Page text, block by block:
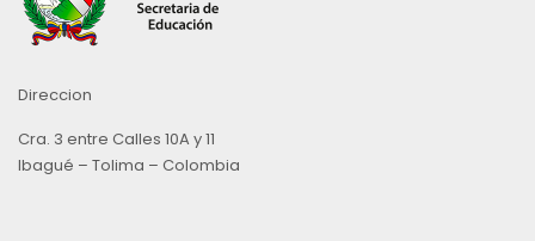
Direccion
Cra. 3 entre Calles 10A y 11
Ibagué – Tolima – Colombia